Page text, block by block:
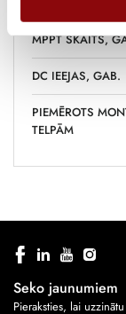
MPPT SKAITS,
DC IEEJAS, GAB.
PIEMĒROTS
TELPĀM
Seko jaunumiem
Pieraksties, lai